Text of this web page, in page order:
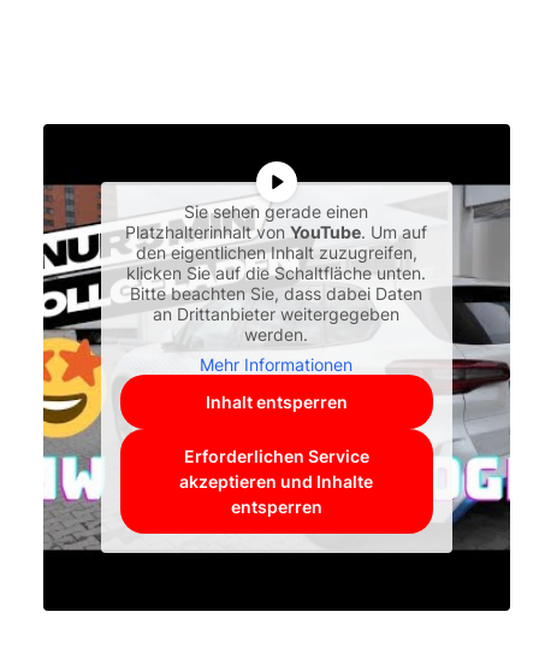
Sie sehen gerade einen
Platzhalterinhalt vonYouTube. Um auf
den eigentlichen Inhalt zuzugreifen,
klicken Sie auf die Schaltfläche unten.
Bitte beachten Sie, dass dabei Daten
an Drittanbieter weitergegeben
werden.
Mehr Informationen
Inhalt entsperren
Erforderlichen Service
akzeptieren und Inhalte
entsperren